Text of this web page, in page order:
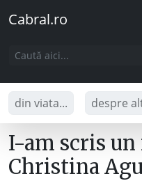
Cabral.ro
din viata... despre
I-am scris
Christina